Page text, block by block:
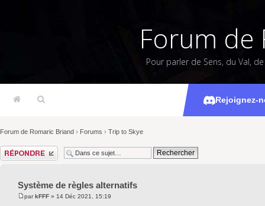
Forum de
Pour parler de Sens, du Val,
Rejoignez-
Forum de Romaric Briand › Forums › Trip to Skye
Répondre
Système de règles alternatifs
parkFFF » 14 Déc 2021, 15:19